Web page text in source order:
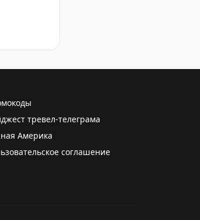
тревел-телеграма
Америка
соглашение